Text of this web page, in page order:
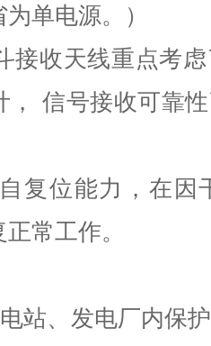
单电源。）
接收天线重点考
信号接收可靠
复位能力，在
常工作。
站、发电厂内保